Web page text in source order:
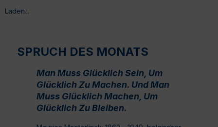
Laden...
SPRUCH DES MONATS
Man Muss Glücklich Sein, Um
Glücklich Zu Machen. Und Man
Muss Glücklich Machen, Um
Glücklich Zu Bleiben.